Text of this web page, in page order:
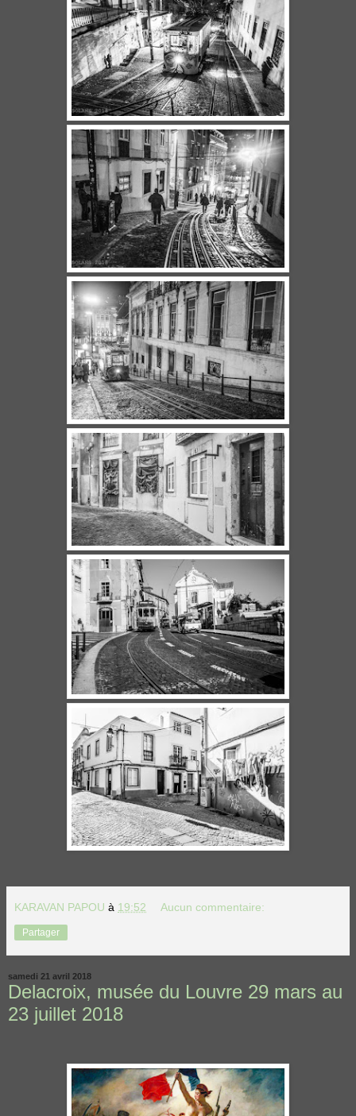
KARAVAN PAPOU à 19:52 Aucun commentaire:
Partager
samedi 21 avril 2018
Delacroix, musée du Louvre 29 mars au
23 juillet 2018